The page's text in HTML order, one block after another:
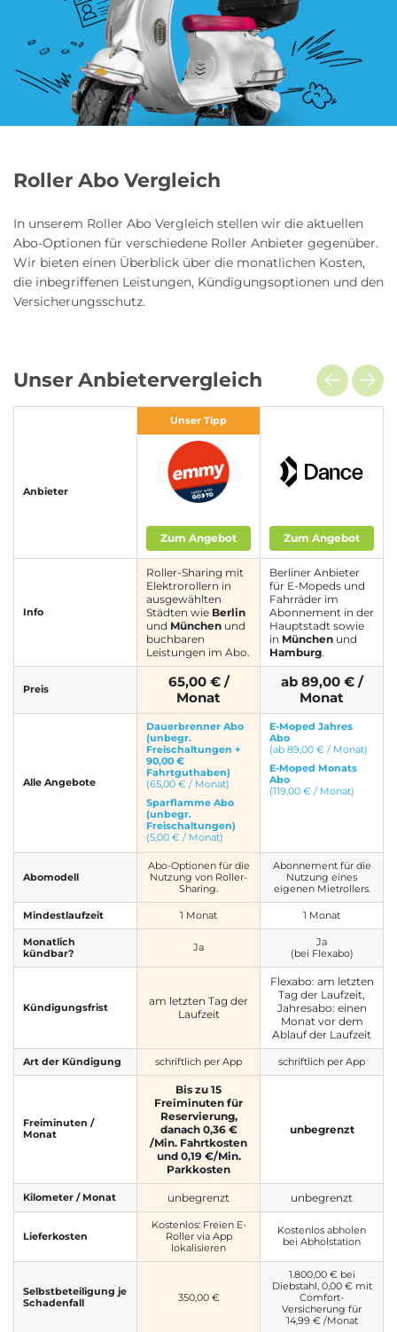
Blumen Abo Dating App Abo
eBook Abo Fahrrad Abo
Kino Abo Kochbox Abo
Musik-Streaming Abo Pay TV Abo
Schmuck Abo
Sprachlern App Abo Streaming Abo
Süßigkeiten Abo Zeitschriften Abo
News
Login
Roller Abo Vergleich
In unserem Roller Abo Vergleich stellen wir die aktuellen
Abo-Optionen für verschiedene Roller Anbieter gegenüber.
Wir bieten einen Überblick über die monatlichen Kosten,
die inbegriffenen Leistungen, Kündigungsoptionen und den
Versicherungsschutz.
Unser Anbietervergleich
Anbieter
Unser Tipp
Zum Angebot Zum Angebot
Info
Roller-Sharing mit
Elektrorollern in
ausgewählten
Städten wie Berlin
und München und
buchbaren
Leistungen im Abo.
Berliner Anbieter
für E-Mopeds und
Fahrräder im
Abonnement in der
Hauptstadt sowie
in München und
Hamburg.
Preis 65,00 €/
Monat
ab 89,00 €/
Monat
Alle Angebote
Dauerbrenner Abo
(unbegr.
Freischaltungen +
90,00 €
Fahrtguthaben)
(65,00 € / Monat)
Sparflamme Abo
(unbegr.
Freischaltungen)
(5,00 € / Monat)
E-Moped Jahres
Abo
(ab 89,00 € / Monat)
E-Moped Monats
Abo
(119,00 € / Monat)
Abomodell
Abo-Optionen für die
Nutzung von Roller-
Sharing.
Abonnement für die
Nutzung eines
eigenen Mietrollers.
Mindestlaufzeit 1 Monat 1 Monat
Monatlich
kündbar?
Ja
Ja
(bei Flexabo)
Kündigungsfrist
am letzten Tag der
Laufzeit
Flexabo: am letzten
Tag der Laufzeit,
Jahresabo: einen
Monat vor dem
Ablauf der Laufzeit
Art der Kündigung schriftlich per App schriftlich per App
Freiminuten /
Monat
Bis zu 15
Freiminuten für
Reservierung,
danach 0,36 €
/Min. Fahrtkosten
und 0,19 €/Min.
Parkkosten
unbegrenzt
Kilometer / Monat unbegrenzt unbegrenzt
Lieferkosten
Kostenlos: Freien E-
Roller via App
lokalisieren
Kostenlos abholen
bei Abholstation
Selbstbeteiligung je
Schadenfall
350,00 €
1.800,00 € bei
Diebstahl, 0,00 € mit
Comfort-
Versicherung für
14,99 € /Monat